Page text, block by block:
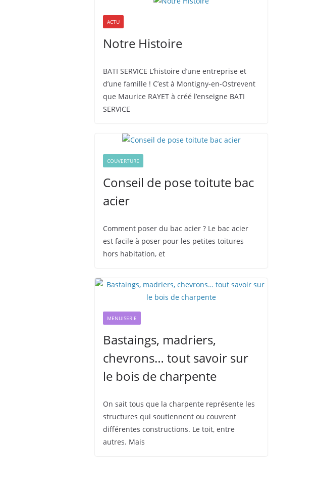
ACTU
Notre Histoire
BATI SERVICE L’histoire d’une entreprise et
d’une famille ! C’est à Montigny-en-Ostrevent
que Maurice RAYET à créé l’enseigne BATI
SERVICE
COUVERTURE
Conseil de pose toitute bac
acier
Comment poser du bac acier ? Le bac acier
est facile à poser pour les petites toitures
hors habitation, et
MENUISERIE
Bastaings, madriers,
chevrons… tout savoir sur
le bois de charpente
On sait tous que la charpente représente les
structures qui soutiennent ou couvrent
différentes constructions. Le toit, entre
autres. Mais